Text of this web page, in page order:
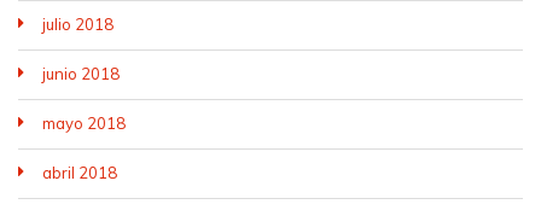
julio 2018
junio 2018
mayo 2018
abril 2018